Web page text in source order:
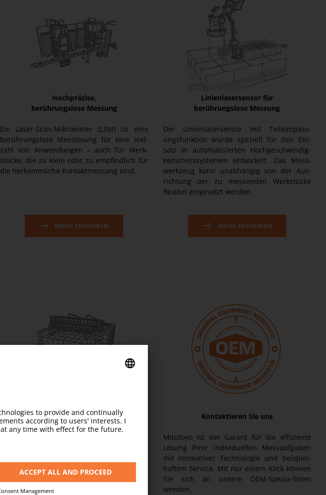
Hochpräzise,
berührungslose Messung
Ein Laser-Scan-Mikrometer (LSM) ist eine
berührungslose Messlösung für eine Viel-
zahl von Anwendungen – auch für Werk-
stücke, die zu klein oder zu empfindlich für
die herkömmliche Kontaktmessung sind.
MEHR ERFAHREN
Linienlasersensor für
berührungslose Messung
Der Linienlasersensor mit Teileanpass-
ungsfunktion wurde speziell für den Ein-
satz in automatisierten Hochgeschwindig-
keitsmesssystemen entwickelt. Das Mess-
werkzeug kann unabhängig von der Aus-
richtung der zu messenden Werkstücke
flexibel eingesetzt werden.
MEHR ERFAHREN
Vorschub- und Positioniergeräte
Positionieraufgaben unzählige weitere
Kontaktieren Sie uns
Mitutoyo ist der Garant für die effiziente
Lösung Ihrer individuellen Messaufgaben
mit innovativer Technologie und beispiel-
haftem Service. Mit nur einem Klick können
Sie sich an unsere OEM-Spezia-listen
wenden.